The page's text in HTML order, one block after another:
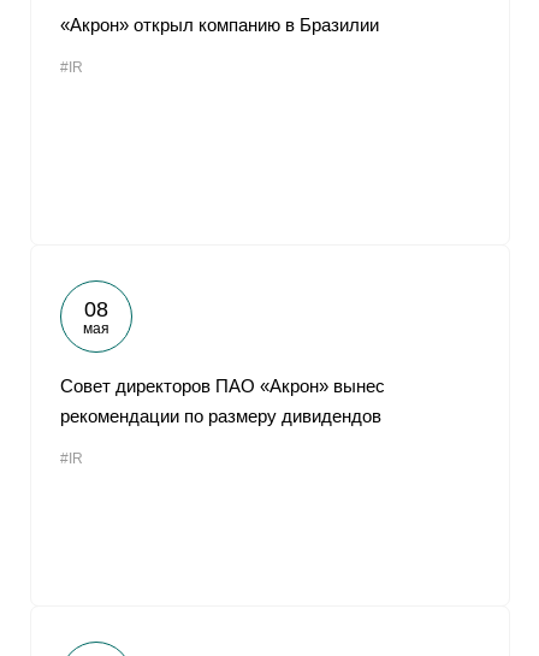
«Акрон» открыл компанию в Бразилии
#IR
08
мая
Совет директоров ПАО «Акрон» вынес
рекомендации по размеру дивидендов
#IR